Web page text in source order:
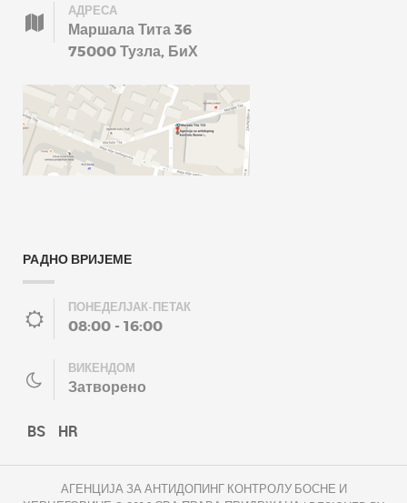
АДРЕСА
Маршала Тита 36
75000 Тузла, БиХ
РАДНО ВРИЈЕМЕ
ПОНЕДЕЛЈАК-ПЕТАК
08:00 - 16:00
ВИКЕНДОМ
Затворено
BS HR
АГЕНЦИЈА ЗА АНТИДОПИНГ КОНТРОЛУ БОСНЕ И